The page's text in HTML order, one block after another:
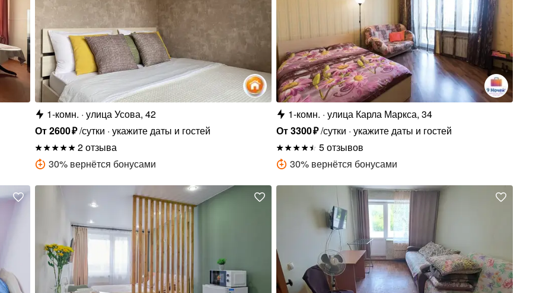
1-комн. улица Усова, 42
От2600₽/сутки укажите даты и гостей
2 отзыва
30% вернётся бонусами
1-комн. улица Карла Маркса, 34
От3300₽/сутки укажите даты и гостей
5 отзывов
30% вернётся бонусами